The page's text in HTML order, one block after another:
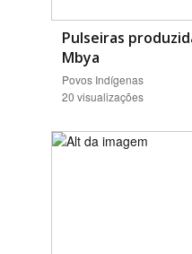
Pulseiras
Mbya
Povos Indígenas
20 visualizações